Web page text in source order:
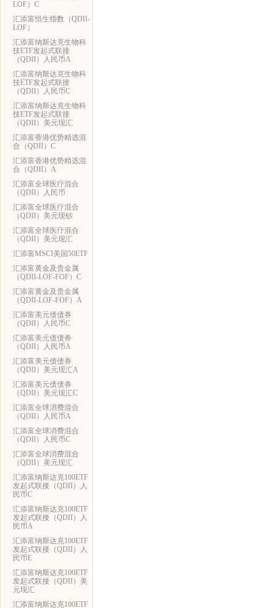
LOF）C
汇添富恒生指数（QDII-
LOF）
汇添富纳斯达克生物科
技ETF发起式联接
（QDII）人民币A
汇添富纳斯达克生物科
技ETF发起式联接
（QDII）人民币C
汇添富纳斯达克生物科
技ETF发起式联接
（QDII）美元现汇
汇添富香港优势精选混
合（QDII）C
汇添富香港优势精选混
合（QDII）A
汇添富全球医疗混合
（QDII）人民币
汇添富全球医疗混合
（QDII）美元现钞
汇添富全球医疗混合
（QDII）美元现汇
汇添富MSCI美国50ETF
汇添富黄金及贵金属
（QDII-LOF-FOF）C
汇添富黄金及贵金属
（QDII-LOF-FOF）A
汇添富美元债债券
（QDII）人民币C
汇添富美元债债券
（QDII）人民币A
汇添富美元债债券
（QDII）美元现汇A
汇添富美元债债券
（QDII）美元现汇C
汇添富全球消费混合
（QDII）人民币A
汇添富全球消费混合
（QDII）人民币C
汇添富全球消费混合
（QDII）美元现汇
汇添富纳斯达克100ETF
发起式联接（QDII）人
民币C
汇添富纳斯达克100ETF
发起式联接（QDII）人
民币A
汇添富纳斯达克100ETF
发起式联接（QDII）人
民币E
汇添富纳斯达克100ETF
发起式联接（QDII）美
元现汇
汇添富纳斯达克100ETF